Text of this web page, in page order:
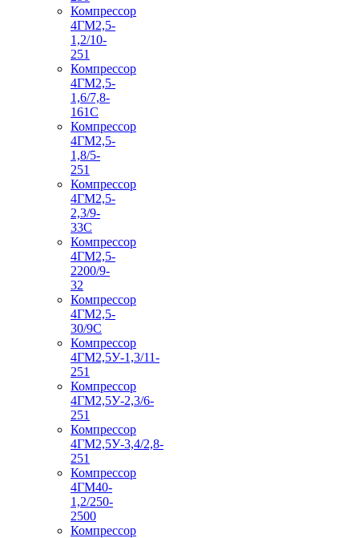
Компрессор
4ГМ2,5-
1,2/10-
251
Компрессор
4ГМ2,5-
1,6/7,8-
161С
Компрессор
4ГМ2,5-
1,8/5-
251
Компрессор
4ГМ2,5-
2,3/9-
33С
Компрессор
4ГМ2,5-
2200/9-
32
Компрессор
4ГМ2,5-
30/9С
Компрессор
4ГМ2,5У-1,3/11-
251
Компрессор
4ГМ2,5У-2,3/6-
251
Компрессор
4ГМ2,5У-3,4/2,8-
251
Компрессор
4ГМ40-
1,2/250-
2500
Компрессор